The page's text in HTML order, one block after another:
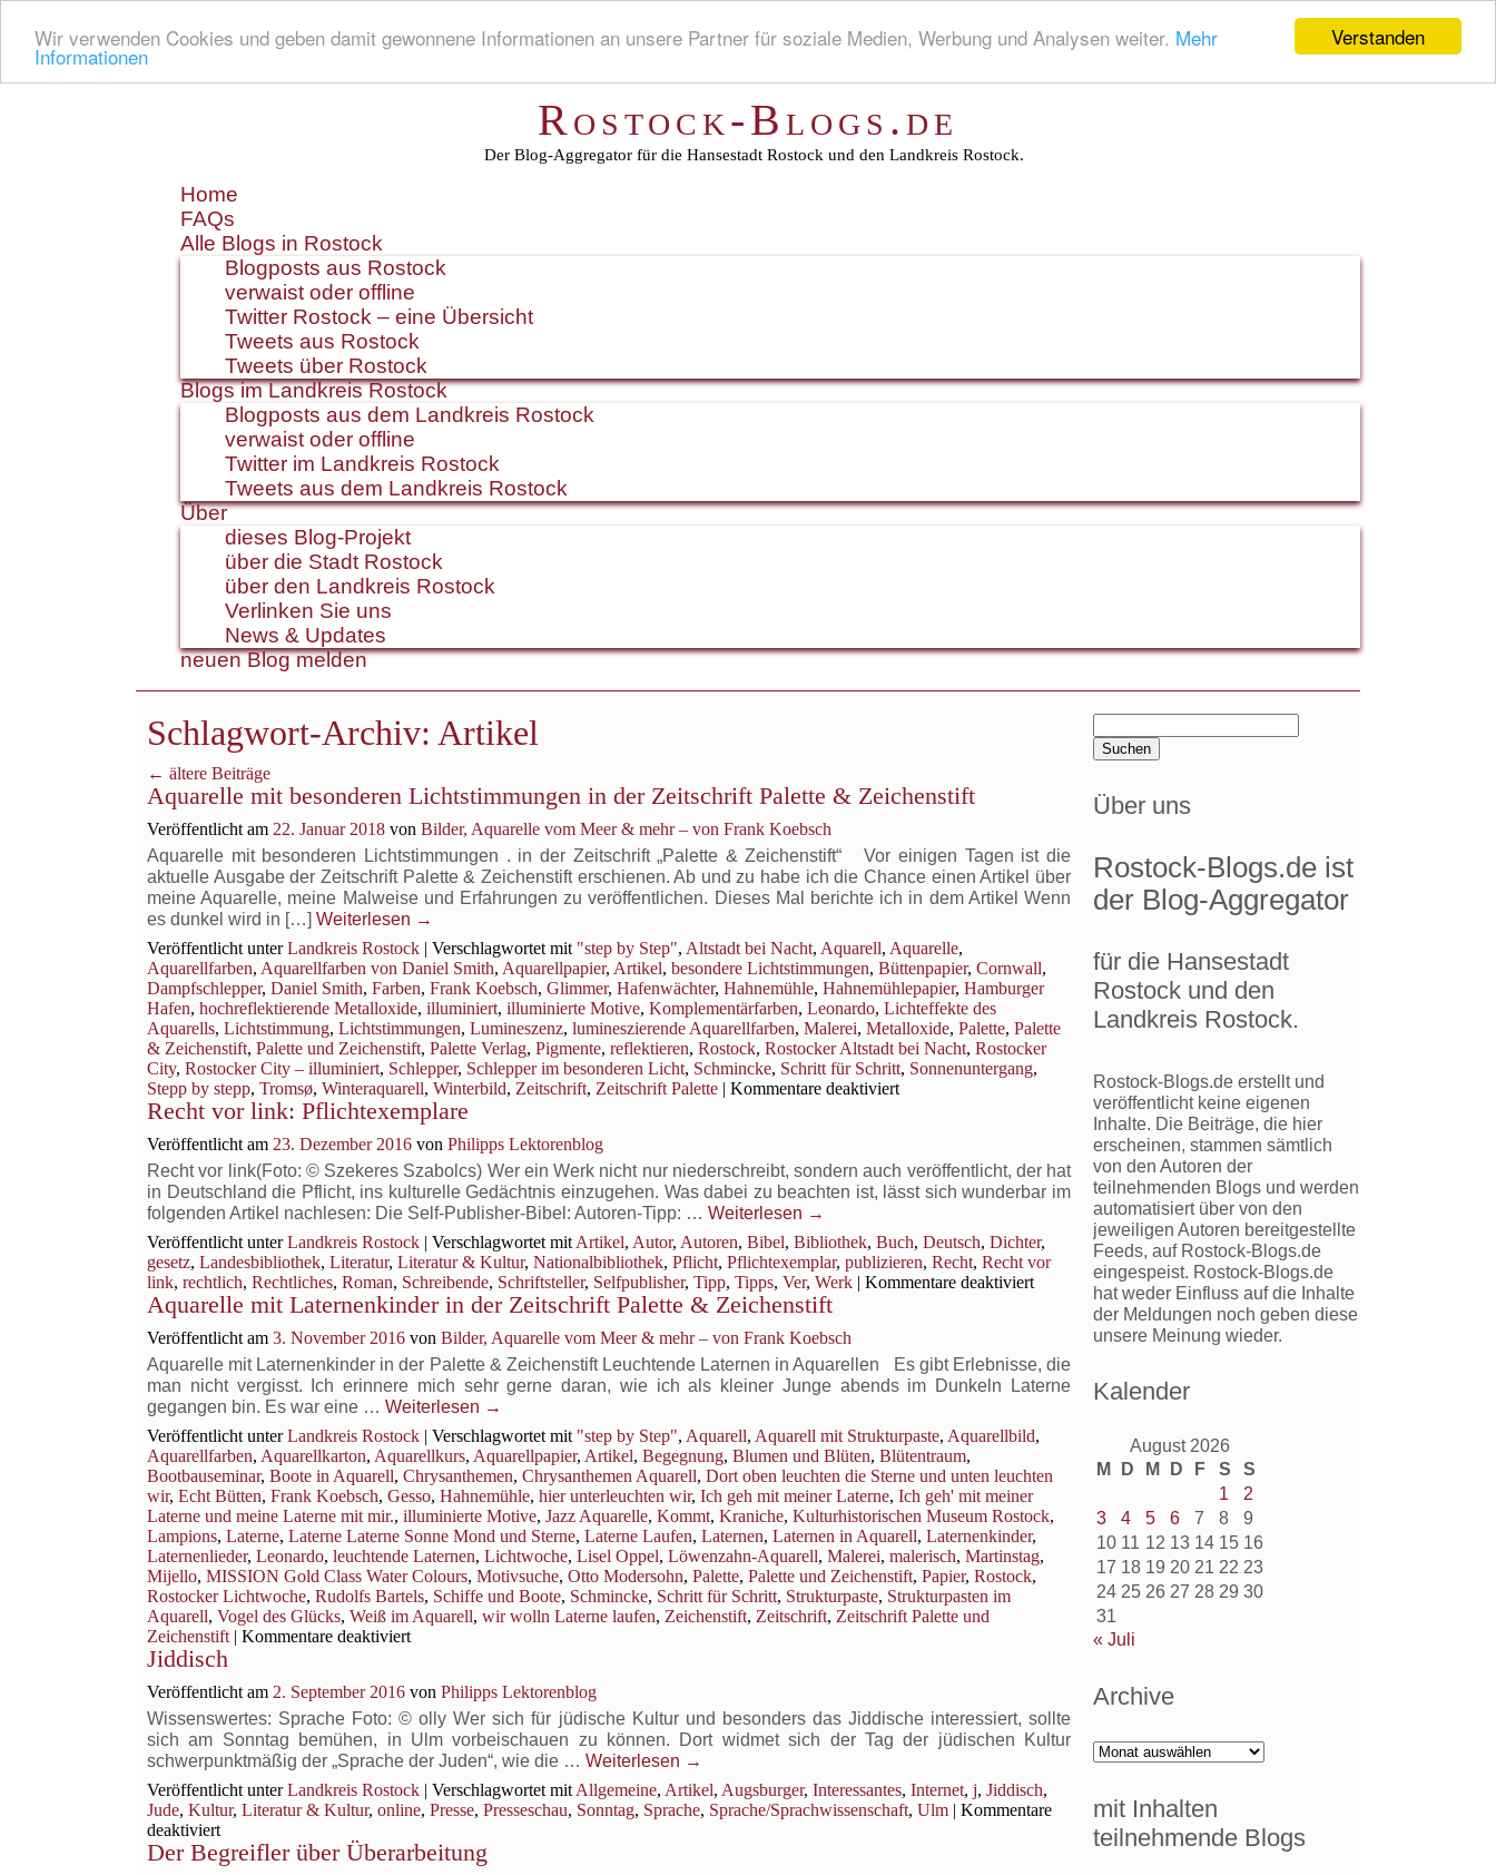
Verstanden
Wir verwenden Cookies und geben damit gewonnene Informationen an unsere Partner für soziale Medien, Werbung und Analysen weiter. Mehr
Informationen
Rostock-Blogs.de
Der Blog-Aggregator für die Hansestadt Rostock und den Landkreis Rostock.
Inhalt
springen
Home
FAQs
Alle Blogs in Rostock
Blogposts aus Rostock
verwaist oder offline
Twitter Rostock – eine Übersicht
Tweets aus Rostock
Tweets über Rostock
Blogs im Landkreis Rostock
Blogposts aus dem Landkreis Rostock
verwaist oder offline
Twitter im Landkreis Rostock
Tweets aus dem Landkreis Rostock
Über
dieses Blog-Projekt
über die Stadt Rostock
über den Landkreis Rostock
Verlinken Sie uns
News & Updates
neuen Blog melden
Schlagwort-Archiv: Artikel
← ältere Beiträge
Aquarelle mit besonderen Lichtstimmungen in der Zeitschrift Palette & Zeichenstift
Veröffentlicht am 22. Januar 2018 von Bilder, Aquarelle vom Meer & mehr – von Frank Koebsch
Aquarelle mit besonderen Lichtstimmungen . in der Zeitschrift „Palette & Zeichenstift“ Vor einigen Tagen ist die
aktuelle Ausgabe der Zeitschrift Palette & Zeichenstift erschienen. Ab und zu habe ich die Chance einen Artikel über
meine Aquarelle, meine Malweise und Erfahrungen zu veröffentlichen. Dieses Mal berichte ich in dem Artikel Wenn
es dunkel wird in […] Weiterlesen →
Veröffentlicht unter Landkreis Rostock | Verschlagwortet mit "step by Step", Altstadt bei Nacht, Aquarell, Aquarelle,
Aquarellfarben, Aquarellfarben von Daniel Smith, Aquarellpapier, Artikel, besondere Lichtstimmungen, Büttenpapier, Cornwall,
Dampfschlepper, Daniel Smith, Farben, Frank Koebsch, Glimmer, Hafenwächter, Hahnemühle, Hahnemühlepapier, Hamburger
Hafen, hochreflektierende Metalloxide, illuminiert, illuminierte Motive, Komplementärfarben, Leonardo, Lichteffekte des
Aquarells, Lichtstimmung, Lichtstimmungen, Lumineszenz, lumineszierende Aquarellfarben, Malerei, Metalloxide, Palette, Palette
& Zeichenstift, Palette und Zeichenstift, Palette Verlag, Pigmente, reflektieren, Rostock, Rostocker Altstadt bei Nacht, Rostocker
City, Rostocker City – illuminiert, Schlepper, Schlepper im besonderen Licht, Schmincke, Schritt für Schritt, Sonnenuntergang,
Stepp by stepp, Tromsø, Winteraquarell, Winterbild, Zeitschrift, Zeitschrift Palette | Kommentare deaktiviertfür
Lichtstimmungen
in
Palette
&
Zeichenstift
Recht vor link: Pflichtexemplare
Veröffentlicht am 23. Dezember 2016 von Philipps Lektorenblog
Recht vor link(Foto: © Szekeres Szabolcs) Wer ein Werk nicht nur niederschreibt, sondern auch veröffentlicht, der hat
in Deutschland die Pflicht, ins kulturelle Gedächtnis einzugehen. Was dabei zu beachten ist, lässt sich wunderbar im
folgenden Artikel nachlesen: Die Self-Publisher-Bibel: Autoren-Tipp: … Weiterlesen →
Veröffentlicht unter Landkreis Rostock | Verschlagwortet mit Artikel, Autor, Autoren, Bibel, Bibliothek, Buch, Deutsch, Dichter,
gesetz, Landesbibliothek, Literatur, Literatur & Kultur, Nationalbibliothek, Pflicht, Pflichtexemplar, publizieren, Recht, Recht vor
link, rechtlich, Rechtliches, Roman, Schreibende, Schriftsteller, Selfpublisher, Tipp, Tipps, Ver, Werk | Kommentare deaktiviertfür
Pflichtexemplare
Aquarelle mit Laternenkinder in der Zeitschrift Palette & Zeichenstift
Veröffentlicht am 3. November 2016 von Bilder, Aquarelle vom Meer & mehr – von Frank Koebsch
Aquarelle mit Laternenkinder in der Palette & Zeichenstift Leuchtende Laternen in Aquarellen Es gibt Erlebnisse, die
man nicht vergisst. Ich erinnere mich sehr gerne daran, wie ich als kleiner Junge abends im Dunkeln Laterne
gegangen bin. Es war eine … Weiterlesen →
Veröffentlicht unter Landkreis Rostock | Verschlagwortet mit "step by Step", Aquarell, Aquarell mit Strukturpaste, Aquarellbild,
Aquarellfarben, Aquarellkarton, Aquarellkurs, Aquarellpapier, Artikel, Begegnung, Blumen und Blüten, Blütentraum,
Bootbauseminar, Boote in Aquarell, Chrysanthemen, Chrysanthemen Aquarell, Dort oben leuchten die Sterne und unten leuchten
wir, Echt Bütten, Frank Koebsch, Gesso, Hahnemühle, hier unterleuchten wir, Ich geh mit meiner Laterne, Ich geh' mit meiner
Laterne und meine Laterne mit mir., illuminierte Motive, Jazz Aquarelle, Kommt, Kraniche, Kulturhistorischen Museum Rostock,
Lampions, Laterne, Laterne Laterne Sonne Mond und Sterne, Laterne Laufen, Laternen, Laternen in Aquarell, Laternenkinder,
Laternenlieder, Leonardo, leuchtende Laternen, Lichtwoche, Lisel Oppel, Löwenzahn-Aquarell, Malerei, malerisch, Martinstag,
Mijello, MISSION Gold Class Water Colours, Motivsuche, Otto Modersohn, Palette, Palette und Zeichenstift, Papier, Rostock,
Rostocker Lichtwoche, Rudolfs Bartels, Schiffe und Boote, Schmincke, Schritt für Schritt, Strukturpaste, Strukturpasten im
Aquarell, Vogel des Glücks, Weiß im Aquarell, wir wolln Laterne laufen, Zeichenstift, Zeitschrift, Zeitschrift Palette und
Zeichenstift | Kommentare deaktiviertfür
Laternenkinder
in
der
Zeitschrift
&
Zeichenstift
Jiddisch
Veröffentlicht am 2. September 2016 von Philipps Lektorenblog
Wissenswertes: Sprache Foto: © olly Wer sich für jüdische Kultur und besonders das Jiddische interessiert, sollte
sich am Sonntag bemühen, in Ulm vorbeischauen zu können. Dort widmet sich der Tag der jüdischen Kultur
schwerpunktmäßig der „Sprache der Juden“, wie die … Weiterlesen →
Veröffentlicht unter Landkreis Rostock | Verschlagwortet mit Allgemeine, Artikel, Augsburger, Interessantes, Internet, j, Jiddisch,
Jude, Kultur, Literatur & Kultur, online, Presse, Presseschau, Sonntag, Sprache, Sprache/Sprachwissenschaft, Ulm | Kommentare
deaktiviertfür
Jiddisch
Der Begreifler über Überarbeitung
nach:
Über uns
Rostock-Blogs.de ist
der Blog-Aggregator
für die Hansestadt
Rostock und den
Landkreis Rostock.
Rostock-Blogs.de erstellt und
veröffentlicht keine eigenen
Inhalte. Die Beiträge, die hier
erscheinen, stammen sämtlich
von den Autoren der
teilnehmenden Blogs und werden
automatisiert über von den
jeweiligen Autoren bereitgestellte
Feeds, auf Rostock-Blogs.de
eingespeist. Rostock-Blogs.de
hat weder Einfluss auf die Inhalte
der Meldungen noch geben diese
unsere Meinung wieder.
Kalender
August 2026
M
D M D F S
S
1
2
3
4 5 6 7 8
9
10 11 12 13 14 15 16
17 18 19 20 21 22 23
24 25 26 27 28 29 30
31
« Juli
Archive
Archive
mit Inhalten
teilnehmende Blogs